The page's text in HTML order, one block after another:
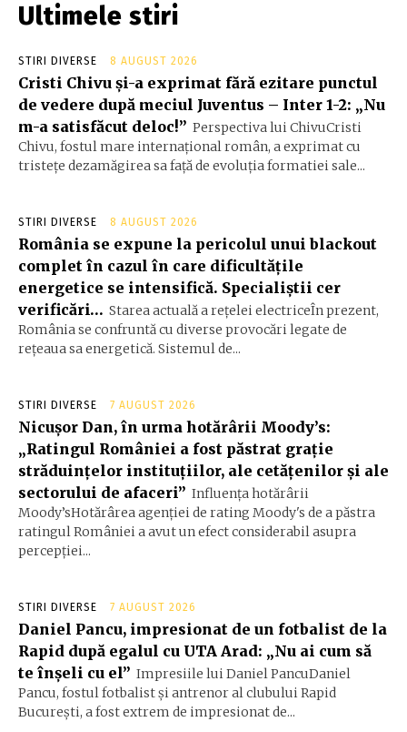
Ultimele stiri
STIRI DIVERSE 8 AUGUST 2026
Cristi Chivu și-a exprimat fără ezitare punctul
de vedere după meciul Juventus – Inter 1-2: „Nu
m-a satisfăcut deloc!” Perspectiva lui ChivuCristi
Chivu, fostul mare internațional român, a exprimat cu
tristețe dezamăgirea sa față de evoluția formatiei sale...
STIRI DIVERSE 8 AUGUST 2026
România se expune la pericolul unui blackout
complet în cazul în care dificultățile
energetice se intensifică. Specialiștii cer
verificări… Starea actuală a rețelei electriceÎn prezent,
România se confruntă cu diverse provocări legate de
rețeaua sa energetică. Sistemul de...
STIRI DIVERSE 7 AUGUST 2026
Nicușor Dan, în urma hotărârii Moody’s:
„Ratingul României a fost păstrat grație
străduințelor instituțiilor, ale cetățenilor și ale
sectorului de afaceri” Influența hotărârii
Moody’sHotărârea agenției de rating Moody's de a păstra
ratingul României a avut un efect considerabil asupra
percepției...
STIRI DIVERSE 7 AUGUST 2026
Daniel Pancu, impresionat de un fotbalist de la
Rapid după egalul cu UTA Arad: „Nu ai cum să
te înșeli cu el” Impresiile lui Daniel PancuDaniel
Pancu, fostul fotbalist și antrenor al clubului Rapid
București, a fost extrem de impresionat de...